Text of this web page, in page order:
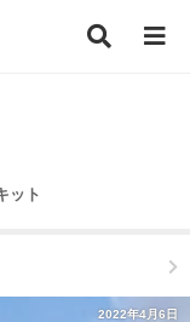
ット
2022年4月6日